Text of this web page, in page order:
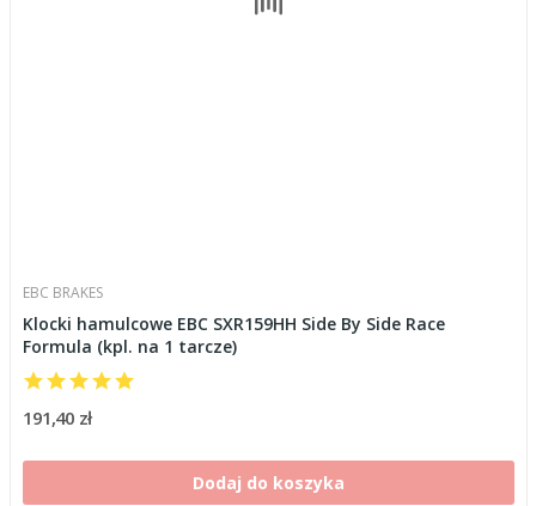
EBC BRAKES
Klocki hamulcowe EBC SXR159HH Side By Side Race
Formula (kpl. na 1 tarcze)
191,40 zł
Dodaj do koszyka